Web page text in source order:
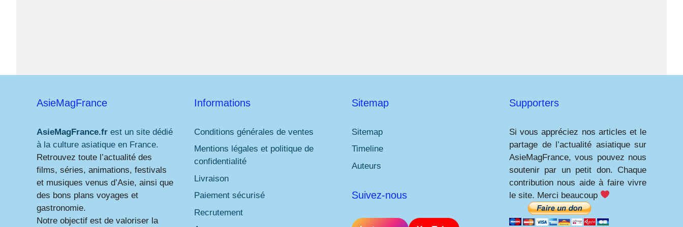
AsieMagFrance
AsieMagFrance.fr est un site dédié
à la culture asiatique en France.
Retrouvez toute l’actualité des
films, séries, animations, festivals
et musiques venus d’Asie, ainsi que
des bons plans voyages et
gastronomie.
Notre objectif est de valoriser la
Informations
Conditions générales de ventes
Mentions légales et politique de
confidentialité
Livraison
Paiement sécurisé
Recrutement
Sitemap
Sitemap
Timeline
Auteurs
Suivez-nous
Supporters
Si vous appréciez nos articles et le
partage de l’actualité asiatique sur
AsieMagFrance, vous pouvez nous
soutenir par un petit don. Chaque
contribution nous aide à faire vivre
le site. Merci beaucoup